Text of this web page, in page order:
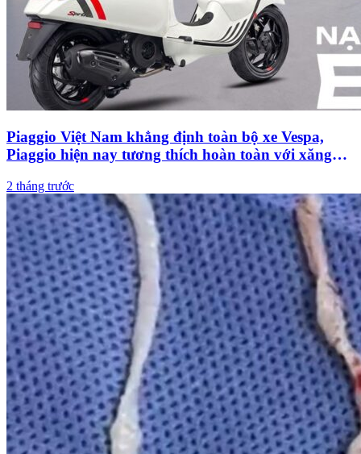
Piaggio Việt Nam khẳng định toàn bộ xe Vespa,
Piaggio hiện nay tương thích hoàn toàn với xăng
2 tháng trước